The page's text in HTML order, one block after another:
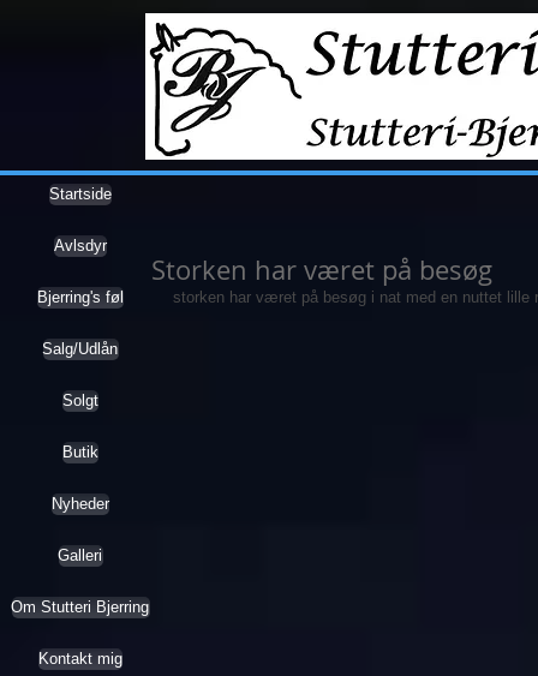
Storken har været på besøg
storken har været på besøg i nat med en nuttet
Startside
Avlsdyr
Galleri
Bjerring's føl
Nyheder
Salg/Udlån
Butik
Solgt
Om Stutteri Bjerring
Kontakt mig